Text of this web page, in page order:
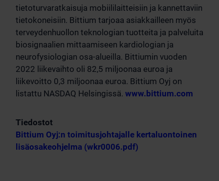
tietoturvaratkaisuja mobiililaitteisiin ja kannettaviin
tietokoneisiin. Bittium tarjoaa asiakkailleen myös
terveydenhuollon teknologian tuotteita ja palveluita
biosignaalien mittaamiseen kardiologian ja
neurofysiologian osa-alueilla. Bittiumin vuoden
2022 liikevaihto oli 82,5 miljoonaa euroa ja
liikevoitto 0,3 miljoonaa euroa. Bittium Oyj on
listattu NASDAQ Helsingissä. www.bittium.com
Tiedostot
Bittium Oyj:n toimitusjohtajalle kertaluontoinen
lisäosakeohjelma (wkr0006.pdf)